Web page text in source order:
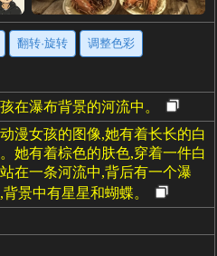
翻转·旋转 调整色彩
在瀑布背景的河流中。
漫女孩的图像,她有着长长的白
她有着棕色的肤色,穿着一件白
在一条河流中,背后有一个瀑
景中有星星和蝴蝶。